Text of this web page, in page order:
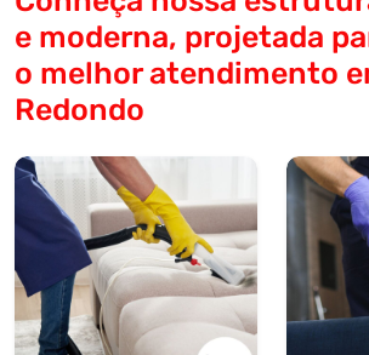
e moderna, projetada
o melhor atendimento
Redondo